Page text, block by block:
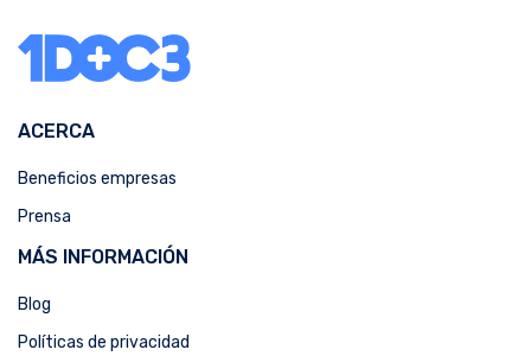
ACERCA
Beneficios empresas
Prensa
MÁS INFORMACIÓN
Blog
Políticas de privacidad